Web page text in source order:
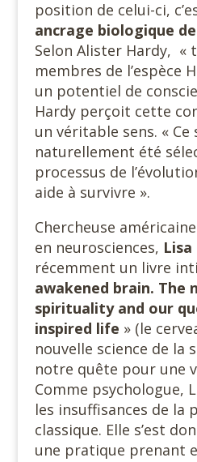
position de celui-ci,
ancrage biologique
Selon Alister Hardy, «
membres de l’espèce
un potentiel de
Hardy perçoit cette
un véritable sens. « Ce
naturellement été
processus de
aide à survivre ».
Chercheuse
en neurosciences,
récemment un livre
awakened brain. The
spirituality and our
inspired life » (le
nouvelle science de la
notre quête pour une
Comme psychologue,
les insuffisances de la
classique. Elle s’est
une pratique prenant